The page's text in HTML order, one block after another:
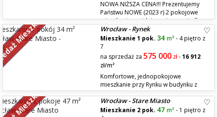
NOWA NIŻSZA CENA!!! Prezentujemy
Państwu NOWE (2023 r) 2 pokojowe
mieszkanie znajdujące się na osiedlu
,,Nowe Miasto Różanka" w apartamentowcu przy ul. Młynarskiej, który
został odrestaurowany dzięki czemu industri...
Mieszkań Wrocław - Rynek
Mieszkanie 1 pok. 34m² - 4 piętro z
7
na sprzedaż za575 000 zł-16 912
zł/m²
Komfortowe, jednopokojowe
mieszkanie przy Rynku w budynku z
2009r. z recepcją, monitoringiem i
ochroną. Mieszkanie składa się z: pokoju z aneksem kuchennym, łazienki
i dużego przedpokoju. Powierzchnia po podłodze 34,4 mkw, ze względu
Wrocław - Stare Miasto
Mieszkanie 2 pok. 47m² - 1 piętro z